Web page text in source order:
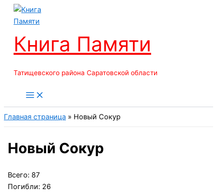
Перейти
Книга Памяти
Татищевского района Саратовской области
Главная страница » Новый Сокур
Новый Сокур
Всего: 87
Погибли: 26